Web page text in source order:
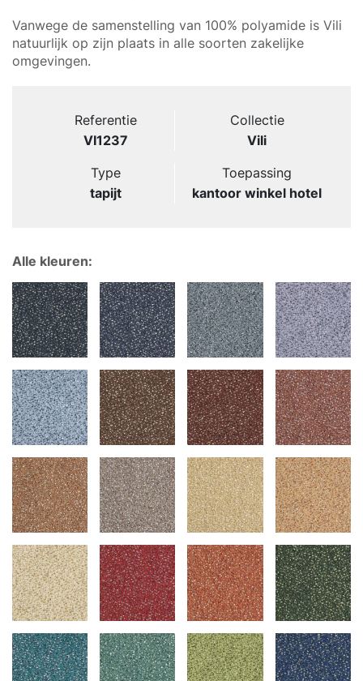
Vanwege de samenstelling van 100% polyamide is Vili
natuurlijk op zijn plaats in alle soorten zakelijke
omgevingen.
Referentie
VI1237
Collectie
Vili
Type
tapijt
Toepassing
kantoor winkel hotel
Alle kleuren: